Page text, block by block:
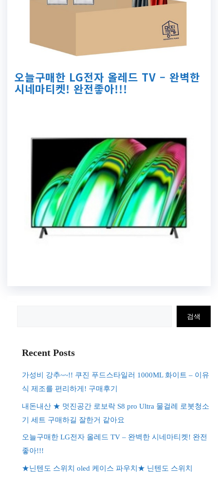
오늘구매한 LG전자 올레드 TV – 완벽한
시네마티켓! 완전좋아!!!
검색
Recent Posts
가성비 강추~~!! 쿠진 푸드스타일러 1000ML 화이트 – 이유
식 제조를 편리하게! 구매후기
내돈내산 ★ 멋진공간 로보락 S8 pro Ultra 물걸레 로봇청소
기 세트 구매하길 잘한거 같아요
오늘구매한 LG전자 올레드 TV – 완벽한 시네마티켓! 완전
좋아!!!
★닌텐도 스위치 oled 케이스 파우치★ 닌텐도 스위치